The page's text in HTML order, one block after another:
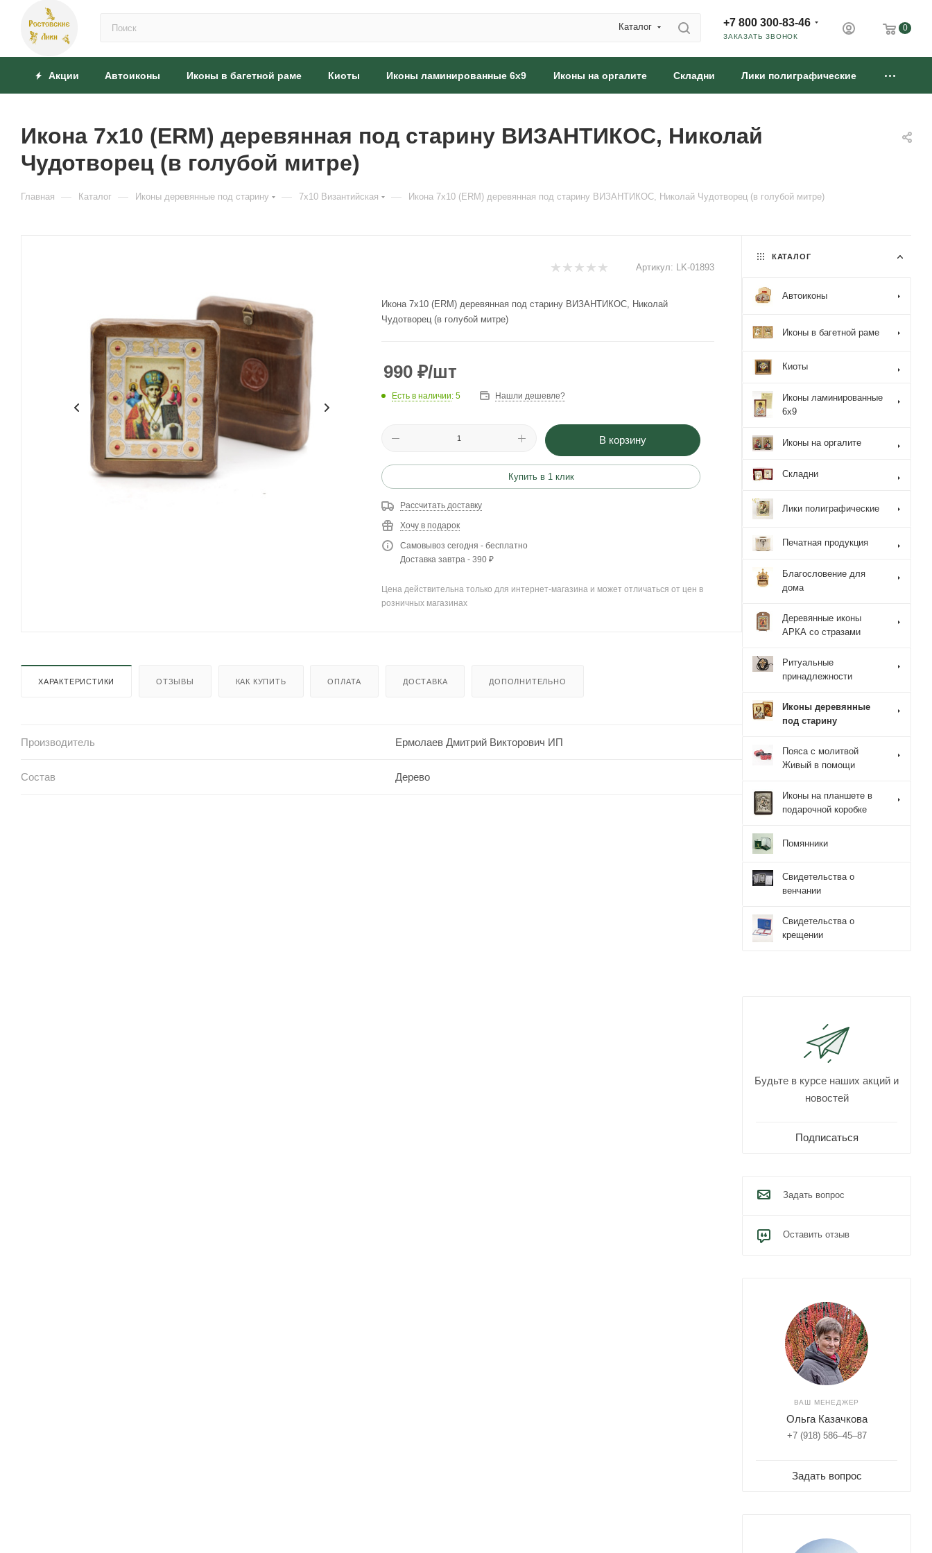
Каталог +7 800 300-83-46
ЗАКАЗАТЬ ЗВОНОК
0
Акции Автоиконы Иконы в багетной раме Киоты Иконы ламинированные 6x9 Иконы на оргалите Складни Лики полиграфические
Икона 7х10 (ERM) деревянная под старину ВИЗАНТИКОС, Николай
Чудотворец (в голубой митре)
Главная — Каталог — Иконы деревянные под старину — 7x10 Византийская — Икона 7х10 (ERM) деревянная под старину ВИЗАНТИКОС, Николай Чудотворец (в голубой митре)
Артикул: LK-01893
Икона 7х10 (ERM) деревянная под старину ВИЗАНТИКОС, Николай
Чудотворец (в голубой митре)
990 ₽/шт
Есть в наличии: 5 Нашли дешевле?
В корзину
Купить в 1 клик
Рассчитать доставку
Хочу в подарок
Самовывоз сегодня - бесплатно
Доставка завтра - 390 ₽
Цена действительна только для интернет-магазина и может отличаться от цен в
розничных магазинах
ХАРАКТЕРИСТИКИ ОТЗЫВЫ КАК КУПИТЬ ОПЛАТА ДОСТАВКА ДОПОЛНИТЕЛЬНО
Производитель Ермолаев Дмитрий Викторович ИП
Состав Дерево
КАТАЛОГ
Автоиконы
Иконы в багетной раме
Киоты
Иконы ламинированные
6x9
Иконы на оргалите
Складни
Лики полиграфические
Печатная продукция
Благословение для
дома
Деревянные иконы
АРКА со стразами
Ритуальные
принадлежности
Иконы деревянные
под старину
Пояса с молитвой
Живый в помощи
Иконы на планшете в
подарочной коробке
Помянники
Свидетельства о
венчании
Свидетельства о
крещении
Будьте в курсе наших акций и
новостей
Подписаться
Задать вопрос
Оставить отзыв
ВАШ МЕНЕДЖЕР
Ольга Казачкова
+7 (918) 586–45–87
Задать вопрос